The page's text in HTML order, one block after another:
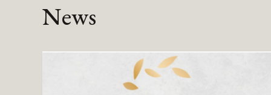
News